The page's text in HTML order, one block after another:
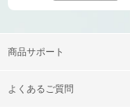
商品サポート
よくあるご質問